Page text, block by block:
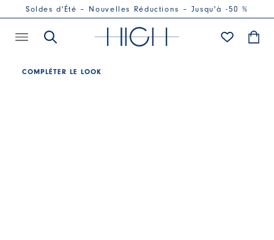
Soldes d'Été – Nouvelles Réductions – Jusqu'à -50 %
COMPLÉTER LE LOOK